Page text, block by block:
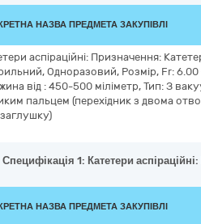
НАЗВА ПРЕДМЕТА ЗАКУПІВЛІ
аспіраційні: Призначення:
Одноразовий, Розмір, Fr:
від : 450-500 міліметр, Тип: З
пальцем (перехідник з двома
Специфікація 1: Катетери
НАЗВА ПРЕДМЕТА ЗАКУПІВЛІ